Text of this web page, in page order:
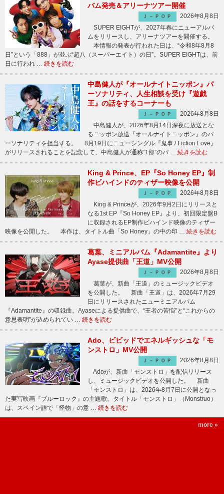
バム発売＆アリーナツアー開催
Ｊ－ＰＯＰ
2026年8月8日
SUPER EIGHTが、2027年春にニューアルバ
ムをリリースし、アリーナツアーを開催する。
本情報の発表が行われた日は、“令和8年8月8
日”という「888」が並ぶ“超八（スーパーエイト）の日”。SUPER EIGHTは、前
日に行われ … 続きを読む
中島健人が『オールナイトニッポン』パ
ーソナリティ、人生相談を受け『遊戯
王』の話をするコーナーも
Ｊ－ＰＯＰ
2026年8月8日
中島健人が、2026年8月14日深夜に放送とな
るニッポン放送『オールナイトニッポン』のパ
ーソナリティを担当する。 8月19日にニューシングル『鬼事 / Fiction Love』
がリリースされることを記念して、中島健人が通称“1部”のパ … 続きを読む
King & Prince、EP『So Honey EP』制
作ビハインドのティザー映像を公開
Ｊ－ＰＯＰ
2026年8月8日
King & Princeが、2026年9月2日にリリースと
なる1st EP『So Honey EP』より、初回限定盤B
に収録されるEP制作ビハインド映像のティザー
映像を公開した。 本作は、タイトル曲「So Honey」の中の印 … 続きを読む
葛葉、ミニアルバム『Adamantite』より
Ayase提供曲「王道」MV公開
Ｊ－ＰＯＰ
2026年8月8日
葛葉が、新曲「王道」のミュージックビデオ
を公開した。 新曲「王道」は、2026年7月29
日にリリースされたニューミニアルバム
『Adamantite』の収録曲。Ayaseによる提供曲で、“王者の苦悩”と“これからの
意思表明”が込められてい … 続きを読む
Ado、ビビッドでエネルギッシュな「モ
ンストロ」MV公開
Ｊ－ＰＯＰ
2026年8月8日
Adoが、新曲「モンストロ」を配信リリース
し、ミュージックビデオを公開した。 新曲
「モンストロ」は、2026年8月7日に公開となっ
た実写映画『ブルーロック』の主題歌。タイトル「モンストロ」（Monstruo）
は、スペイン語で「怪物」の意 … 続きを読む
more »